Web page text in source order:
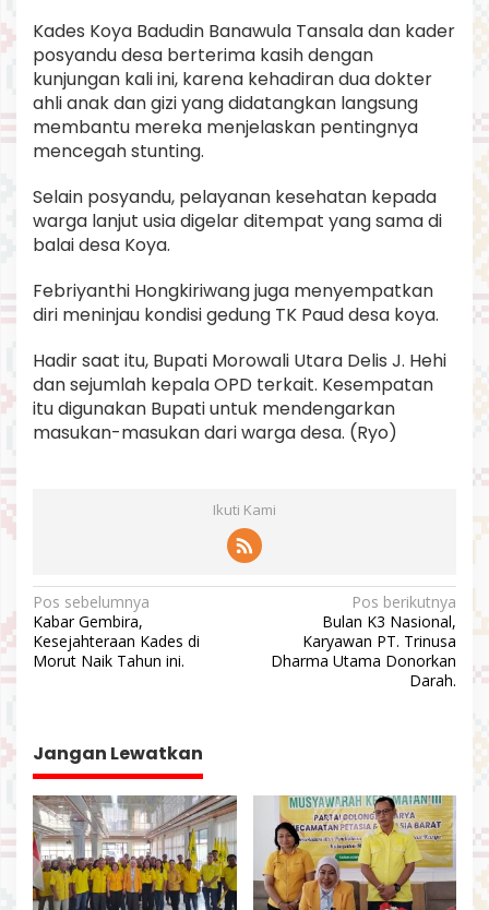
Kades Koya Badudin Banawula Tansala dan kader
posyandu desa berterima kasih dengan
kunjungan kali ini, karena kehadiran dua dokter
ahli anak dan gizi yang didatangkan langsung
membantu mereka menjelaskan pentingnya
mencegah stunting.
Selain posyandu, pelayanan kesehatan kepada
warga lanjut usia digelar ditempat yang sama di
balai desa Koya.
Febriyanthi Hongkiriwang juga menyempatkan
diri meninjau kondisi gedung TK Paud desa koya.
Hadir saat itu, Bupati Morowali Utara Delis J. Hehi
dan sejumlah kepala OPD terkait. Kesempatan
itu digunakan Bupati untuk mendengarkan
masukan-masukan dari warga desa. (Ryo)
Ikuti Kami
N
a
v
a
s
i
p
o
Pos sebelumnya
Kabar Gembira,
Kesejahteraan Kades di
Morut Naik Tahun ini.
Pos berikutnya
Bulan K3 Nasional,
Karyawan PT. Trinusa
Dharma Utama Donorkan
Darah.
Jangan Lewatkan